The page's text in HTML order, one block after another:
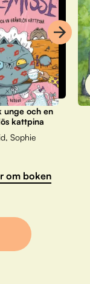
unge och en
kattpina
Sophie
om boken